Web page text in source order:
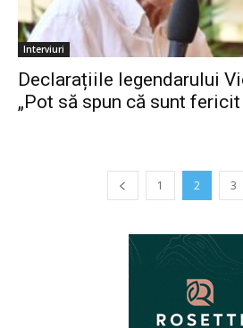
Interviuri
Declarațiile legendarului
„Pot să spun că sunt
1 2 3